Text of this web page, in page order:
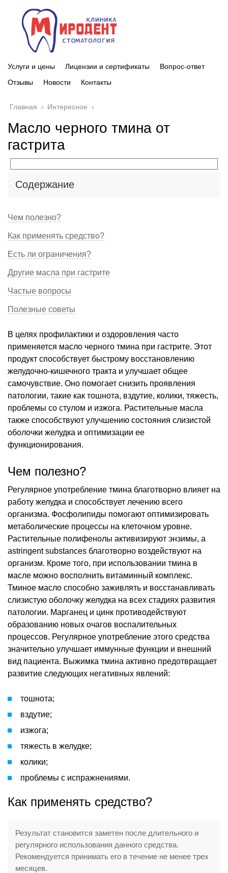
Услуги и цены Лицензии и сертификаты
Вопрос-ответ
Отзывы
Новости Контакты
Главная › Интересное ›
Масло черного тмина от
гастрита
Содержание
Чем полезно?
Как применять средство?
Есть ли ограничения?
Другие масла при гастрите
Частые вопросы
Полезные советы
В целях профилактики и оздоровления часто
применяется масло черного тмина при гастрите. Этот
продукт способствует быстрому восстановлению
желудочно-кишечного тракта и улучшает общее
самочувствие. Оно помогает снизить проявления
патологии, такие как тошнота, вздутие, колики, тяжесть,
проблемы со стулом и изжога. Растительные масла
также способствуют улучшению состояния слизистой
оболочки желудка и оптимизации ее
функционирования.
Чем полезно?
Регулярное употребление тмина благотворно влияет на
работу желудка и способствует лечению всего
организма. Фосфолипиды помогают оптимизировать
метаболические процессы на клеточном уровне.
Растительные полифенолы активизируют энзимы, а
аstringent substances благотворно воздействуют на
организм. Кроме того, при использовании тмина в
масле можно восполнить витаминный комплекс.
Тминое масло способно заживлять и восстанавливать
слизистую оболочку желудка на всех стадиях развития
патологии. Марганец и цинк противодействуют
образованию новых очагов воспалительных
процессов. Регулярное употребление этого средства
значительно улучшает иммунные функции и внешний
вид пациента. Выжимка тмина активно предотвращает
развитие следующих негативных явлений:
тошнота;
вздутие;
изжога;
тяжесть в желудке;
колики;
проблемы с испражнениями.
Как применять средство?
Результат становится заметен после длительного и
регулярного использования данного средства.
Рекомендуется принимать его в течение не менее трех
месяцев.